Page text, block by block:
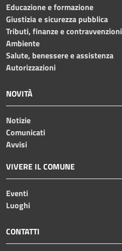
Educazione e formazione
Giustizia e sicurezza pubblica
Tributi, finanze e contravvenzioni
Ambiente
Salute, benessere e assistenza
Autorizzazioni
NOVITÀ
Notizie
Comunicati
Avvisi
VIVERE IL COMUNE
Eventi
Luoghi
CONTATTI